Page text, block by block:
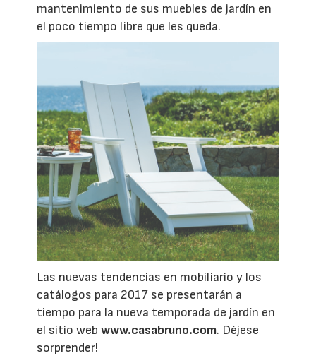
mantenimiento de sus muebles de jardín en
el poco tiempo libre que les queda.
Las nuevas tendencias en mobiliario y los
catálogos para 2017 se presentarán a
tiempo para la nueva temporada de jardín en
el sitio webwww.casabruno.com. Déjese
sorprender!